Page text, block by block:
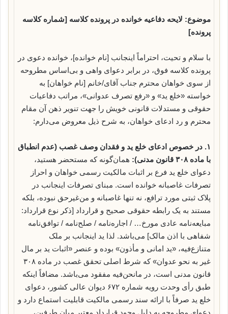
موضوع: لایحه دفاعیه خوانده در پرونده کلاسه [شماره کلاسه
پرونده]
با سلام و تحیت، احتراماً اینجانب [نام خوانده]، خوانده دعوی در
پرونده کلاسه فوق، در برابر دعوای واهی و بی‌اساس مطروحه
از سوی خواهان محترم جناب آقای/خانم [نام خواهان] به
خواسته «خلع ید» و «رفع تصرف عدوانی»، مراتب دفاعیات
حقوقی و مستدلات قانونی خویش را جهت تنویر ذهن آن مقام
محترم و رد ادعای خواهان، به شرح ذیل معروض می‌دارم:
۱. در خصوص ادعای خلع ید و فقدان وصف غصب (عدم انطباق
با ماده ۳۰۸ قانون مدنی):
همان‌گونه که مستحضر هستید،
دعوای خلع ید فرع بر اثبات مالکیت رسمی خواهان و احراز
تصرفات غاصبانه خوانده است. مبنای تصرفات اینجانب در
پلاک ثبتی مورد ترافع، نه تنها غاصبانه و من‌غیرحق نبوده، بلکه
مستند به یک رابطه حقوقی صحیح و قرارداد [ذکر نوع قرارداد:
مبایعه‌نامه عادی مورخ… / اجاره‌نامه / صلح‌نامه / توافق‌نامه
شفاهی با اذن مالک] می‌باشد. لذا ید اینجانب بر ملک
متنازع‌فیه، «ید امانی و مأذون» بوده و عنصر «اثبات ید بر مال
غیر به نحو عدوان» که شرط اصلی تحقق غصب در ماده ۳۰۸
قانون مدنی است، در مانحن‌فیه مفقود می‌باشد. مضافاً اینکه
طبق رأی وحدت رویه شماره ۶۷۲ دیوان عالی کشور، دعوای
خلع ید صرفاً با ارائه سند رسمی مالکیت قابلیت استماع دارد و
دعوای مطروحه به دلیل وجود قرارداد معتبر میان طرفین،